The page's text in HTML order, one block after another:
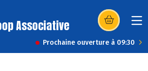
Associative (s’ouvre dans
Prochaine ouverture à 09:30